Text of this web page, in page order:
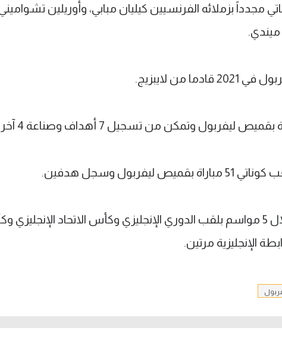
مجدداً بزملائه الفرنسيين كيليان مبابي، وأوريلين
ميندي.
من لايبزيج.
وسجل هدفين.
وتوج كوناتي مع ليفربول خلال 5 مواسم بلقب الدوري الإنجليزي وكأس الاتحاد
الإنجليزية مرتين.